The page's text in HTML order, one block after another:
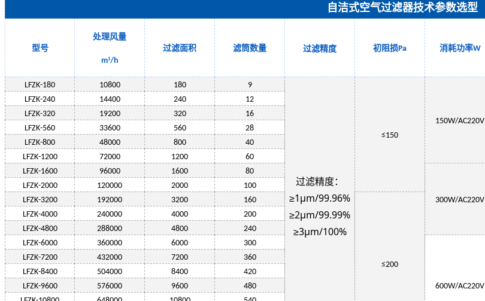
自洁式空气过滤器技术参数选型
型号
处理风量
m³/h
过滤面积 滤筒数量 过滤精度 初阻损Pa 消耗功率W
LFZK-180 10800 180 9
过滤精度：
≥1μm/99.96%
≥2μm/99.99%
≥3μm/100%
≤150
150W/AC220V
LFZK-240 14400 240 12
LFZK-320 19200 320 16
LFZK-560 33600 560 28
LFZK-800 48000 800 40
LFZK-1200 72000 1200 60
LFZK-1600 96000 1600 80
300W/AC220V
LFZK-2000 120000 2000 100
LFZK-3200 192000 3200 160
≤200
LFZK-4000 240000 4000 200
LFZK-4800 288000 4800 240
LFZK-6000 360000 6000 300
600W/AC220V
LFZK-7200 432000 7200 360
LFZK-8400 504000 8400 420
LFZK-9600 576000 9600 480